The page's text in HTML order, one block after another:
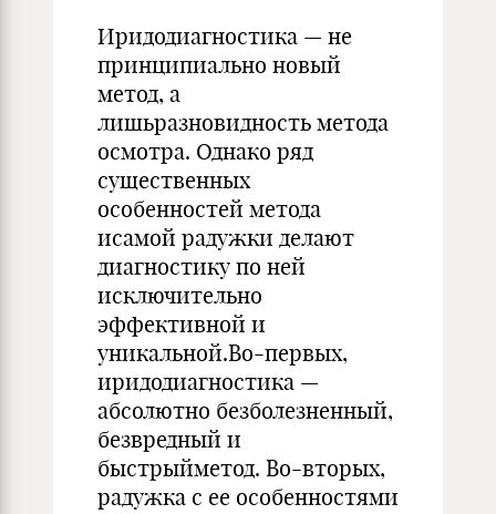
Иридодиагностика — не
принципиально новый
метод, а
лишьразновидность метода
осмотра. Однако ряд
существенных
особенностей метода
исамой радужки делают
диагностику по ней
исключительно
эффективной и
уникальной.Во-первых,
иридодиагностика —
абсолютно безболезненный,
безвредный и
быстрыйметод. Во-вторых,
радужка с ее особенностями